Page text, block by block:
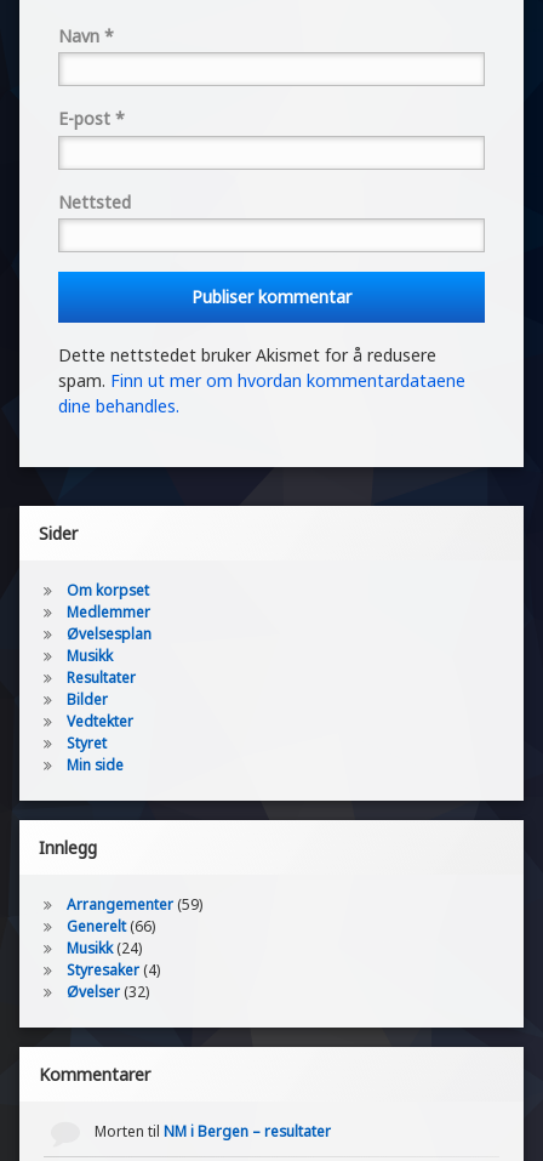
Navn *
E-post *
Nettsted
Dette nettstedet bruker Akismet for å redusere
spam. Finn ut mer om hvordan kommentardataene
dine behandles.
Sider
Om korpset
Medlemmer
Øvelsesplan
Musikk
Resultater
Bilder
Vedtekter
Styret
Min side
Innlegg
Arrangementer(59)
Generelt(66)
Musikk(24)
Styresaker(4)
Øvelser(32)
Kommentarer
Morten til NM i Bergen – resultater